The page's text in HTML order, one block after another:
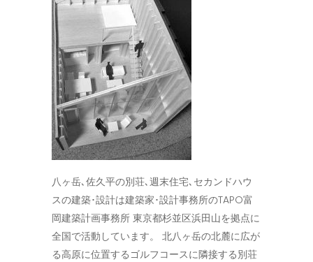
八ヶ岳､佐久平の別荘､週末住宅､セカンドハウ
スの建築･設計は建築家･設計事務所のTAPO富
岡建築計画事務所 東京都杉並区浜田山を拠点に
全国で活動しています。 北八ヶ岳の北麓に広が
る高原に位置するゴルフコースに隣接する別荘